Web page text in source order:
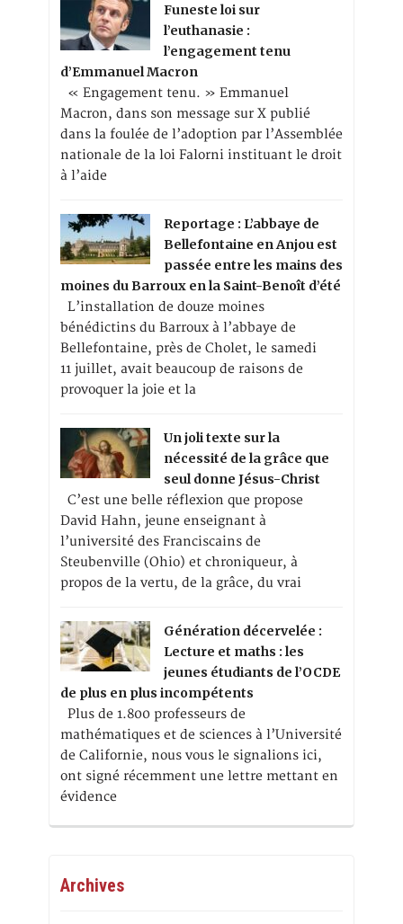
Funeste loi sur
l’euthanasie :
l’engagement tenu
d’Emmanuel Macron
« Engagement tenu. » Emmanuel
Macron, dans son message sur X publié
dans la foulée de l’adoption par l’Assemblée
nationale de la loi Falorni instituant le droit
à l’aide
Reportage : L’abbaye de
Bellefontaine en Anjou est
passée entre les mains des
moines du Barroux en la Saint-Benoît d’été
L’installation de douze moines
bénédictins du Barroux à l’abbaye de
Bellefontaine, près de Cholet, le samedi
11 juillet, avait beaucoup de raisons de
provoquer la joie et la
Un joli texte sur la
nécessité de la grâce que
seul donne Jésus-Christ
C’est une belle réflexion que propose
David Hahn, jeune enseignant à
l’université des Franciscains de
Steubenville (Ohio) et chroniqueur, à
propos de la vertu, de la grâce, du vrai
Génération décervelée :
Lecture et maths : les
jeunes étudiants de l’OCDE
de plus en plus incompétents
Plus de 1.800 professeurs de
mathématiques et de sciences à l’Université
de Californie, nous vous le signalions ici,
ont signé récemment une lettre mettant en
évidence
Archives